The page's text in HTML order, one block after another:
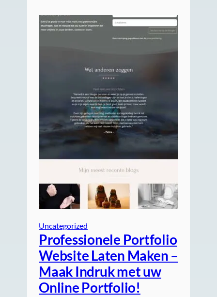
Uncategorized
Professionele Portfolio
Website Laten Maken –
Maak Indruk met uw
Online Portfolio!